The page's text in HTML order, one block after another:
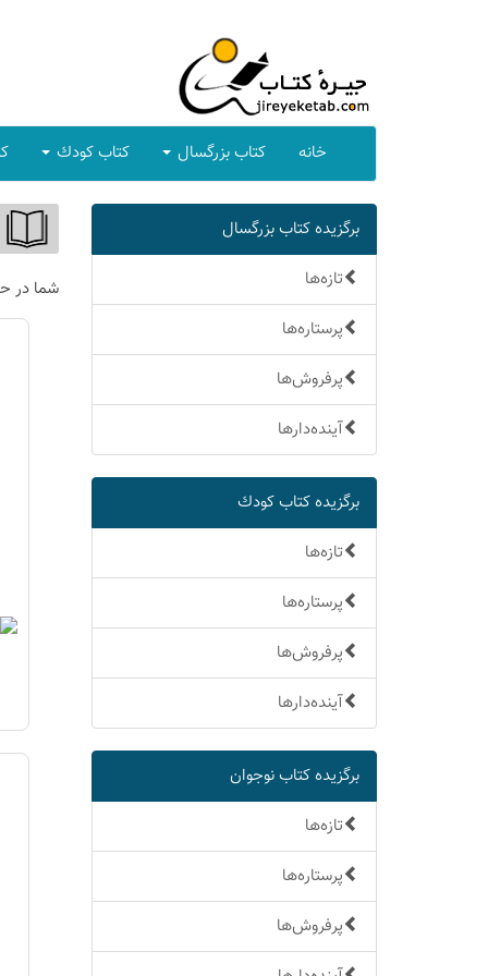
خانه كتاب بزرگسال كتاب كودك
برگزیده كتاب بزرگسال
تازه‌ها
پرستاره‌ها
پرفروش‌ها
آینده‌دارها
برگزیده كتاب كودك
تازه‌ها
پرستاره‌ها
پرفروش‌ها
آینده‌دارها
برگزیده كتاب نوجوان
تازه‌ها
پرستاره‌ها
پرفروش‌ها
شما در